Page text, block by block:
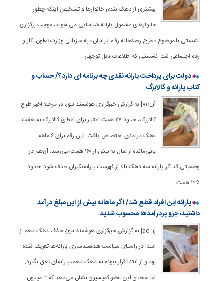
بیشتری از دهک بندی خانوارها و تشخیص اینکه چطور
خانوارهای مشمول یارانه شناسایی می شوند، موجب برگزاری
نشستی با موضوع «طرح رصدخانه رفاه ایرانیان» به میزبانی وزارت تعاون، کار و
رفاه اجتماعی شد. نشستی که اطلاعات قابل توجهی
دولت برای پرداخت یارانه نقدی چه برنامه ای دارد؟/ حساب و
کتاب یارانه و کالابرگ
[ad_1] به گزارش خبرگزاری هوشمند نیوز، در مرحله اخیر طرح
کالابرگ، حدود ۲۷ همت اعتبار برای اعطای کالابرگ به هفت
دهک درآمدی اختصاص یافت. این رقم برای ۶ ماهه
باقی‌مانده از سال به بیش از ۱۶۰ همت می‌رسد؛ آن‌هم در
وضعیتی که اگر یارانه سه دهک بالا از فهرست یارانه‌بگیران حذف شود، حدود
۱۳۵ همت
یارانه این افراد قطع شد/ اگر ماهانه بیش از این مبلغ درآمد
داشتید، جزو پردرآمدها محسوب شدید
[ad_1] به گزارش خبرگزاری هوشمند نیوز، حذف دهک دهم از
ابتدا در راستای سیاست هدفمندسازی یارانه‌ها تعریف شده
بود و از ابتدا قرار نبوده به دهک دهم، یارانه‌ای تعلق بگیرد.
اما سخنان این عضو کمیسیون نشان می‌دهد که ۳ میلیون